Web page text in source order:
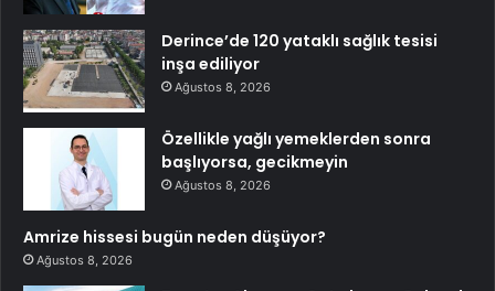
Derince’de 120 yataklı sağlık tesisi
inşa ediliyor
Ağustos 8, 2026
Özellikle yağlı yemeklerden sonra
başlıyorsa, gecikmeyin
Ağustos 8, 2026
Amrize hissesi bugün neden düşüyor?
Ağustos 8, 2026